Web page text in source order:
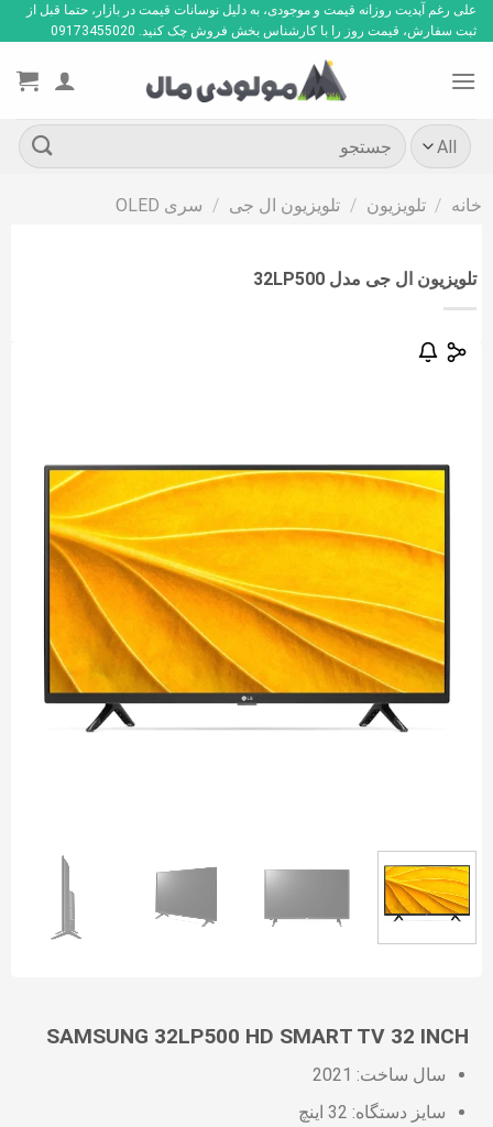
Skip
to
علی رغم آپدیت روزانه قیمت و موجودی، به دلیل نوسانات قیمت در بازار، حتما قبل از
ثبت سفارش، قیمت روز را با کارشناس بخش فروش چک کنید. 09173455020
جستجو
برای:
خانه / تلویزیون / تلویزیون ال جی / سری OLED
تلویزیون ال جی مدل 32LP500
SAMSUNG 32LP500 HD SMART TV 32 INCH
سال ساخت: 2021
سایز دستگاه: 32 اینچ